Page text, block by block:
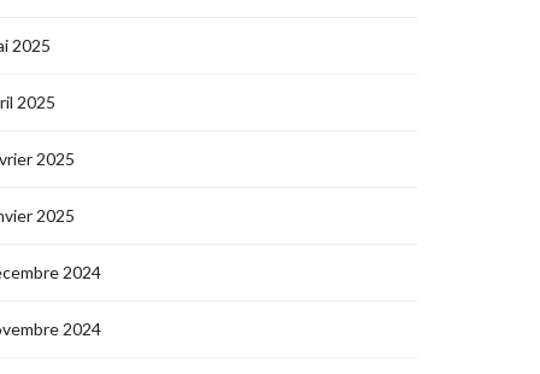
2025
2025
2025
2025
2024
2024